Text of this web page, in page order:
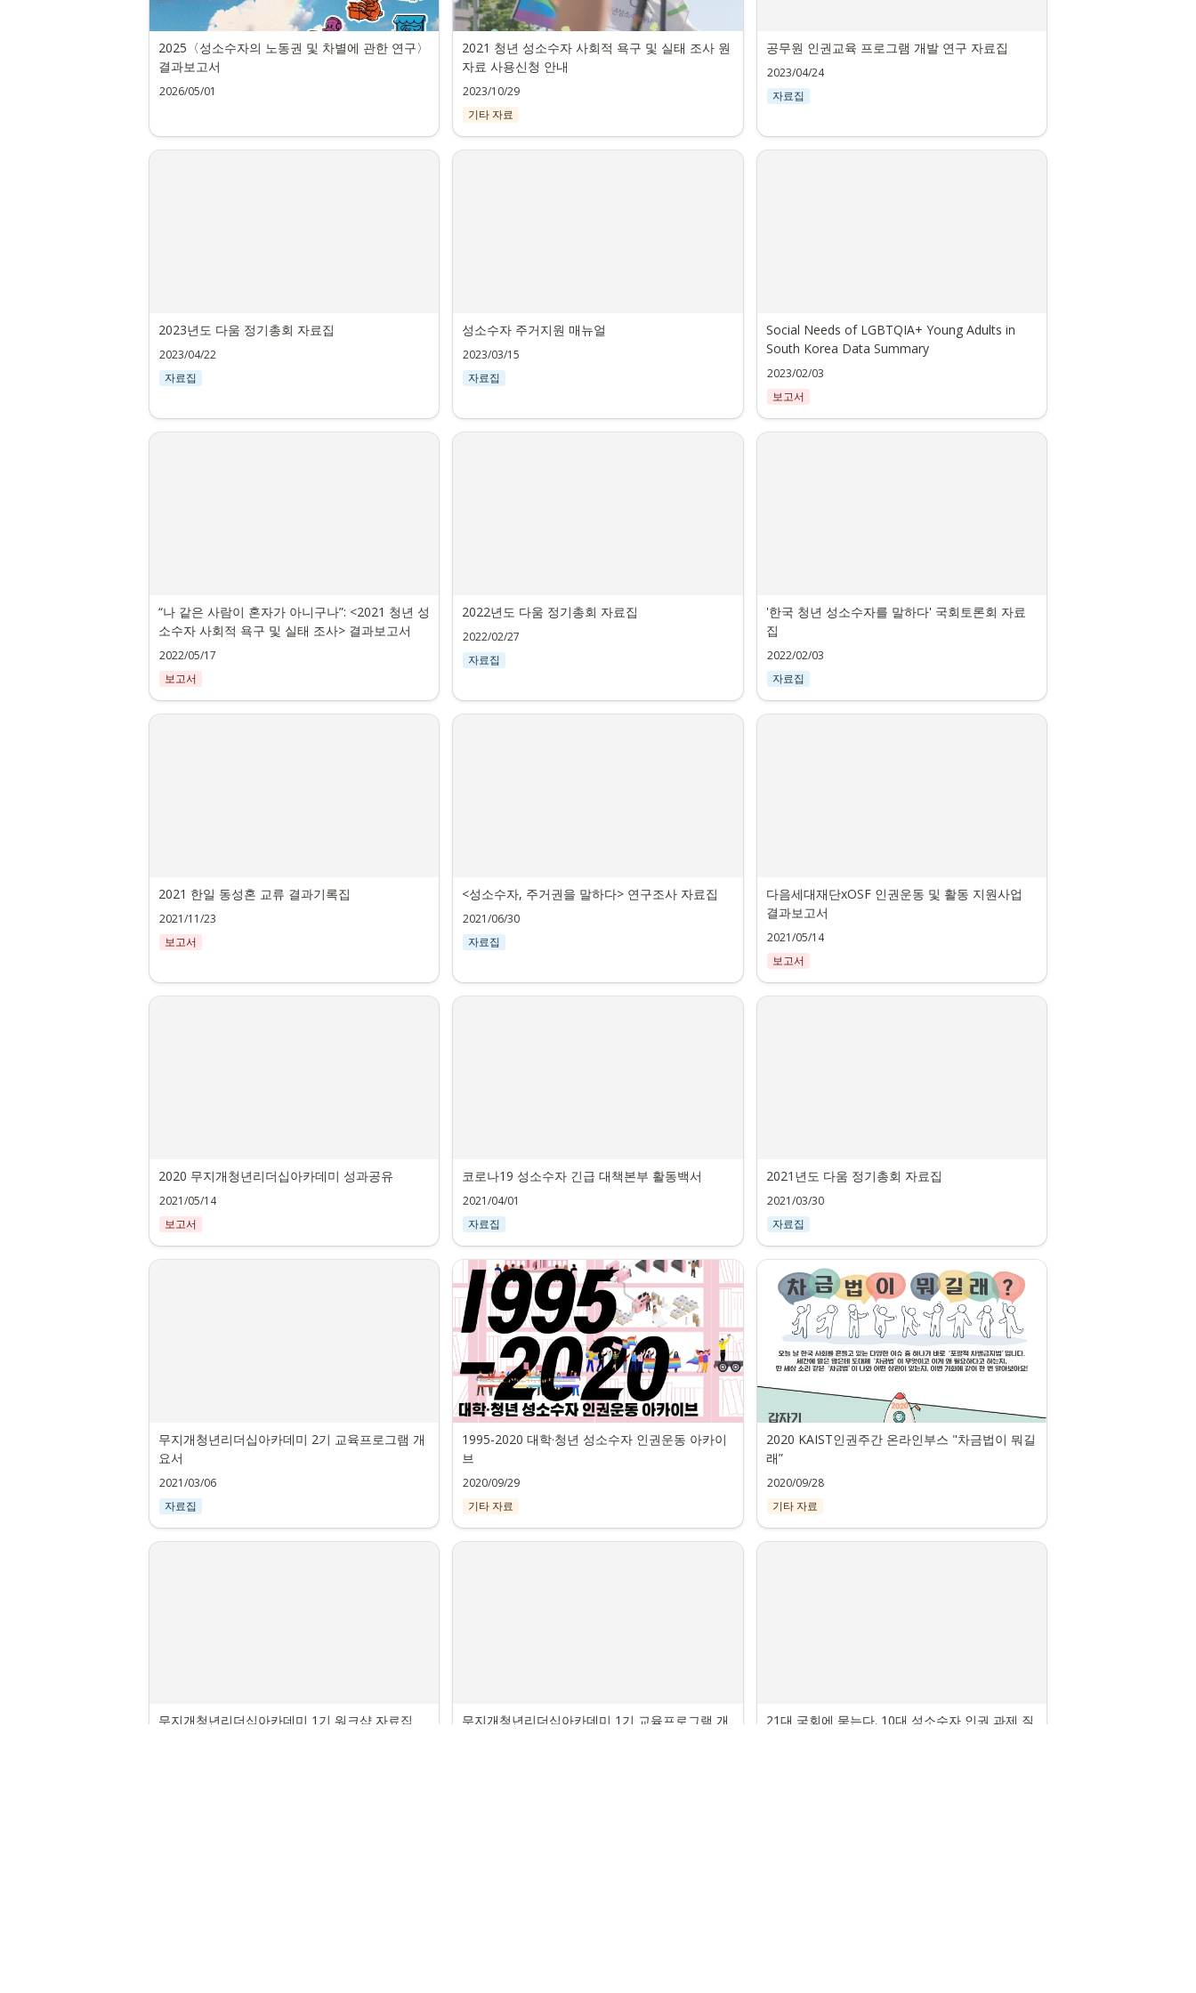
2025〈성소수자의 노동권 및 차별에 관한 연구〉
결과보고서
2026/05/01
2021 청년 성소수자 사회적 욕구 및 실태 조사 원
자료 사용신청 안내
2023/10/29
기타 자료
공무원 인권교육 프로그램 개발 연구 자료집
2023/04/24
자료집
2023년도 다움 정기총회 자료집
2023/04/22
자료집
성소수자 주거지원 매뉴얼
2023/03/15
자료집
Social Needs of LGBTQIA+ Young Adults in
South Korea Data Summary
2023/02/03
보고서
“나 같은 사람이 혼자가 아니구나”: <2021 청년 성
소수자 사회적 욕구 및 실태 조사> 결과보고서
2022/05/17
보고서
2022년도 다움 정기총회 자료집
2022/02/27
자료집
'한국 청년 성소수자를 말하다' 국회토론회 자료
집
2022/02/03
자료집
2021 한일 동성혼 교류 결과기록집
2021/11/23
보고서
<성소수자, 주거권을 말하다> 연구조사 자료집
2021/06/30
자료집
다음세대재단xOSF 인권운동 및 활동 지원사업
결과보고서
2021/05/14
보고서
2020 무지개청년리더십아카데미 성과공유
2021/05/14
보고서
코로나19 성소수자 긴급 대책본부 활동백서
2021/04/01
자료집
2021년도 다움 정기총회 자료집
2021/03/30
자료집
무지개청년리더십아카데미 2기 교육프로그램 개
요서
2021/03/06
자료집
1995-2020 대학·청년 성소수자 인권운동 아카이
브
2020/09/29
기타 자료
2020 KAIST인권주간 온라인부스 "차금법이 뭐길
래”
2020/09/28
기타 자료
무지개청년리더십아카데미 1기 워크샵 자료집
무지개청년리더십아카데미 1기 교육프로그램 개
21대 국회에 묻는다. 10대 성소수자 인권 과제 질